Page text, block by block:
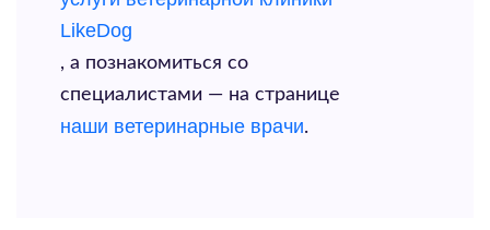
LikeDog
, а познакомиться со
специалистами — на странице
наши ветеринарные врачи.